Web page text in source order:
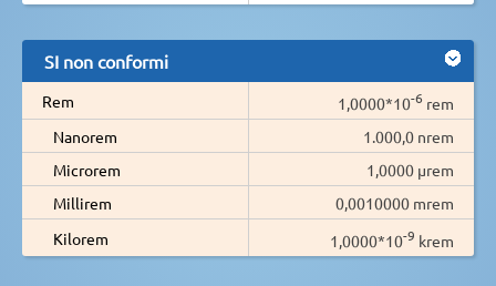
SI non conformi
Rem 1,0000*10-6 rem
Nanorem
1.000,0 nrem
Microrem
1,0000 µrem
Millirem
0,0010000 mrem
Kilorem
1,0000*10-9 krem